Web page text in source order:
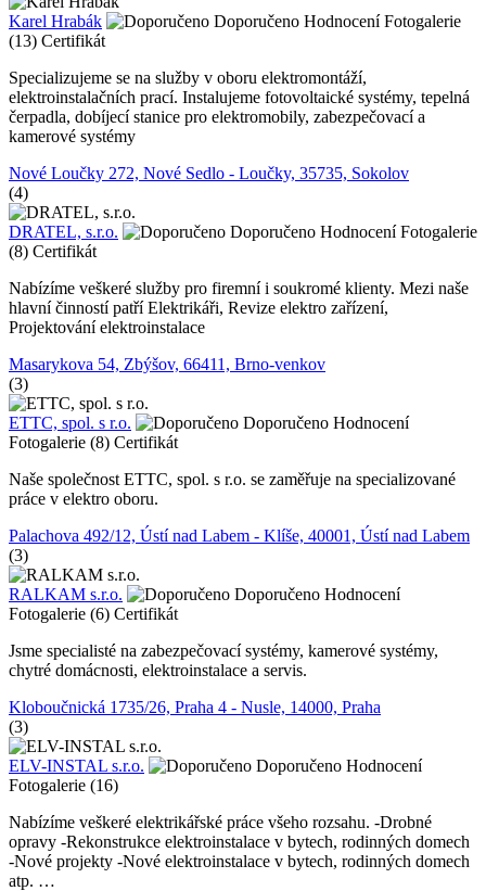
Karel Hrabák Doporučeno Hodnocení Fotogalerie
(13) Certifikát
Specializujeme se na služby v oboru elektromontáží,
elektroinstalačních prací. Instalujeme fotovoltaické systémy, tepelná
čerpadla, dobíjecí stanice pro elektromobily, zabezpečovací a
kamerové systémy
Nové Loučky 272, Nové Sedlo - Loučky, 35735, Sokolov
(4)
DRATEL, s.r.o. Doporučeno Hodnocení Fotogalerie
(8) Certifikát
Nabízíme veškeré služby pro firemní i soukromé klienty. Mezi naše
hlavní činností patří Elektrikáři, Revize elektro zařízení,
Projektování elektroinstalace
Masarykova 54, Zbýšov, 66411, Brno-venkov
(3)
ETTC, spol. s r.o. Doporučeno Hodnocení
Fotogalerie (8) Certifikát
Naše společnost ETTC, spol. s r.o. se zaměřuje na specializované
práce v elektro oboru.
Palachova 492/12, Ústí nad Labem - Klíše, 40001, Ústí nad Labem
(3)
RALKAM s.r.o. Doporučeno Hodnocení
Fotogalerie (6) Certifikát
Jsme specialisté na zabezpečovací systémy, kamerové systémy,
chytré domácnosti, elektroinstalace a servis.
Kloboučnická 1735/26, Praha 4 - Nusle, 14000, Praha
(3)
ELV-INSTAL s.r.o. Doporučeno Hodnocení
Fotogalerie (16)
Nabízíme veškeré elektrikářské práce všeho rozsahu. -Drobné
opravy -Rekonstrukce elektroinstalace v bytech, rodinných domech
-Nové projekty -Nové elektroinstalace v bytech, rodinných domech
atp. …